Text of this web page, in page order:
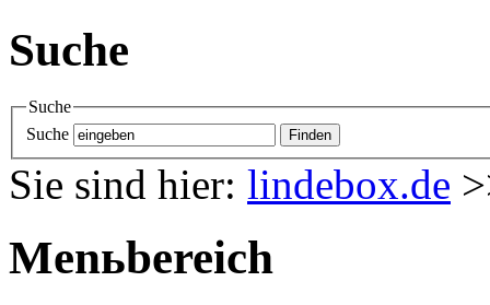
Suche
Suche
Suche
Sie sind hier: lindebox.de
Menьbereich